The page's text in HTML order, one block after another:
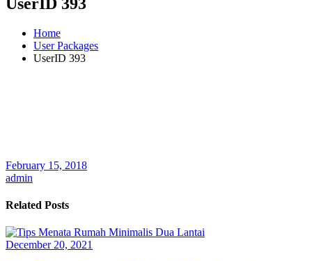
Home
User Packages
UserID 393
February 15, 2018
admin
Related Posts
December 20, 2021